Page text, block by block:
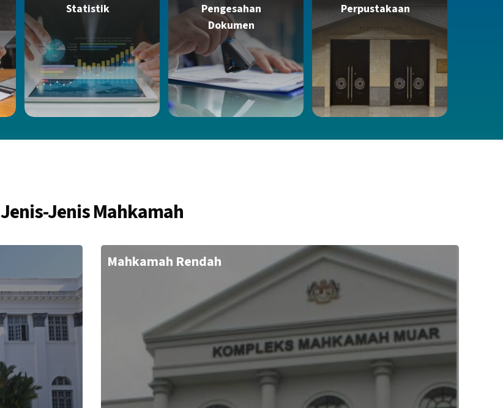
Statistik
Pengesahan
Dokumen
Perpustakaan
Jenis-Jenis Mahkamah
Mahkamah Rendah